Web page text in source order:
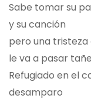
Sabe tomar su
y su canción
pero una tristeza
le va a pasar
Refugiado en el
desamparo